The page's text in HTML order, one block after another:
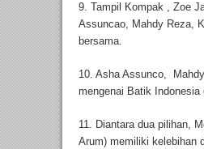
9. Tampil Kompak , Zoe
Assuncao, Mahdy Reza,
bersama.
10. Asha Assunco,
mengenai Batik Indonesia
11. Diantara dua pilihan,
Arum) memiliki kelebihan